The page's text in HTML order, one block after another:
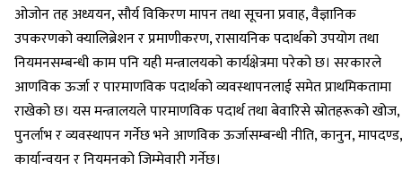
ओजोन तह अध्ययन, सौर्य विकिरण मापन तथा सूचना प्रवाह, वैज्ञानिक
उपकरणको क्यालिब्रेशन र प्रमाणीकरण, रासायनिक पदार्थको उपयोग तथा
नियमनसम्बन्धी काम पनि यही मन्त्रालयको कार्यक्षेत्रमा परेको छ। सरकारले
आणविक ऊर्जा र पारमाणविक पदार्थको व्यवस्थापनलाई समेत प्राथमिकतामा
राखेको छ। यस मन्त्रालयले पारमाणविक पदार्थ तथा बेवारिसे स्रोतहरूको खोज,
पुनर्लाभ र व्यवस्थापन गर्नेछ भने आणविक ऊर्जासम्बन्धी नीति, कानुन, मापदण्ड,
कार्यान्वयन र नियमनको जिम्मेवारी गर्नेछ।